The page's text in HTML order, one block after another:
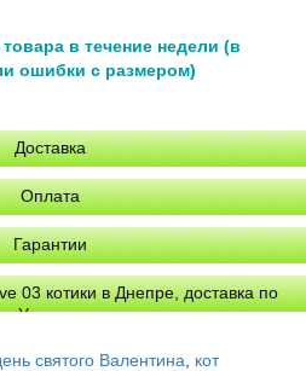
в течение недели (в
ошибки с размером)
Доставка
Оплата
Гарантии
03 котики в Днепре, доставка по
Украине
святого Валентина кот